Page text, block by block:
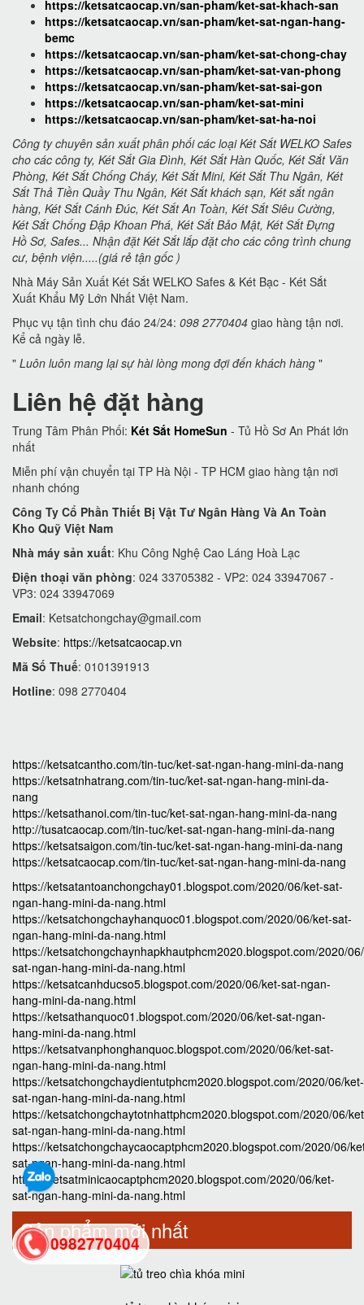
https://ketsatcaocap.vn/san-pham/ket-sat-khach-san
https://ketsatcaocap.vn/san-pham/ket-sat-ngan-hang-
bemc
https://ketsatcaocap.vn/san-pham/ket-sat-chong-chay
https://ketsatcaocap.vn/san-pham/ket-sat-van-phong
https://ketsatcaocap.vn/san-pham/ket-sat-sai-gon
https://ketsatcaocap.vn/san-pham/ket-sat-mini
https://ketsatcaocap.vn/san-pham/ket-sat-ha-noi
Công ty chuyên sản xuất phân phối các loại Két Sắt WELKO Safes
cho các công ty, Két Sắt Gia Đình, Két Sắt Hàn Quốc, Két Sắt Văn
Phòng, Két Sắt Chống Cháy, Két Sắt Mini, Két Sắt Thu Ngân, Két
Sắt Thả Tiền Quầy Thu Ngân, Két Sắt khách sạn, Két sắt ngân
hàng, Két Sắt Cánh Đúc, Két Sắt An Toàn, Két Sắt Siêu Cường,
Két Sắt Chống Đập Khoan Phá, Két Sắt Bảo Mật, Két Sắt Đựng
Hồ Sơ, Safes... Nhận đặt Két Sắt lắp đặt cho các công trình chung
cư, bệnh viện.....(giá rẻ tận gốc )
Nhà Máy Sản Xuất Két Sắt WELKO Safes & Két Bạc - Két Sắt
Xuất Khẩu Mỹ Lớn Nhất Việt Nam.
Phục vụ tận tình chu đáo 24/24: 098 2770404 giao hàng tận nơi.
Kể cả ngày lễ.
" Luôn luôn mang lại sự hài lòng mong đợi đến khách hàng "
Liên hệ đặt hàng
Trung Tâm Phân Phối: Két Sắt HomeSun - Tủ Hồ Sơ An Phát lớn
nhất
Miễn phí vận chuyển tại TP Hà Nội - TP HCM giao hàng tận nơi
nhanh chóng
Công Ty Cổ Phần Thiết Bị Vật Tư Ngân Hàng Và An Toàn
Kho Quỹ Việt Nam
Nhà máy sản xuất: Khu Công Nghệ Cao Láng Hoà Lạc
Điện thoại văn phòng: 024 33705382 - VP2: 024 33947067 -
VP3: 024 33947069
Email: Ketsatchongchay@gmail.com
Website: https://ketsatcaocap.vn
Mã Số Thuế: 0101391913
Hotline: 098 2770404
https://ketsatcantho.com/tin-tuc/ket-sat-ngan-hang-mini-da-nang
https://ketsatnhatrang.com/tin-tuc/ket-sat-ngan-hang-mini-da-
nang
https://ketsathanoi.com/tin-tuc/ket-sat-ngan-hang-mini-da-nang
http://tusatcaocap.com/tin-tuc/ket-sat-ngan-hang-mini-da-nang
https://ketsatsaigon.com/tin-tuc/ket-sat-ngan-hang-mini-da-nang
https://ketsatcaocap.com/tin-tuc/ket-sat-ngan-hang-mini-da-nang
https://ketsatantoanchongchay01.blogspot.com/2020/06/ket-sat-
ngan-hang-mini-da-nang.html
https://ketsatchongchayhanquoc01.blogspot.com/2020/06/ket-sat-
ngan-hang-mini-da-nang.html
https://ketsatchongchaynhapkhautphcm2020.blogspot.com/2020/
sat-ngan-hang-mini-da-nang.html
https://ketsatcanhducso5.blogspot.com/2020/06/ket-sat-ngan-
hang-mini-da-nang.html
https://ketsathanquoc01.blogspot.com/2020/06/ket-sat-ngan-
hang-mini-da-nang.html
https://ketsatvanphonghanquoc.blogspot.com/2020/06/ket-sat-
ngan-hang-mini-da-nang.html
https://ketsatchongchaydientutphcm2020.blogspot.com/2020/06/ket-
sat-ngan-hang-mini-da-nang.html
https://ketsatchongchaytotnhattphcm2020.blogspot.com/2020/06/
sat-ngan-hang-mini-da-nang.html
https://ketsatchongchaycaocaptphcm2020.blogspot.com/2020/06/
sat-ngan-hang-mini-da-nang.html
https://ketsatminicaocaptphcm2020.blogspot.com/2020/06/ket-
sat-ngan-hang-mini-da-nang.html
Sản phẩm mới nhất
0982770404